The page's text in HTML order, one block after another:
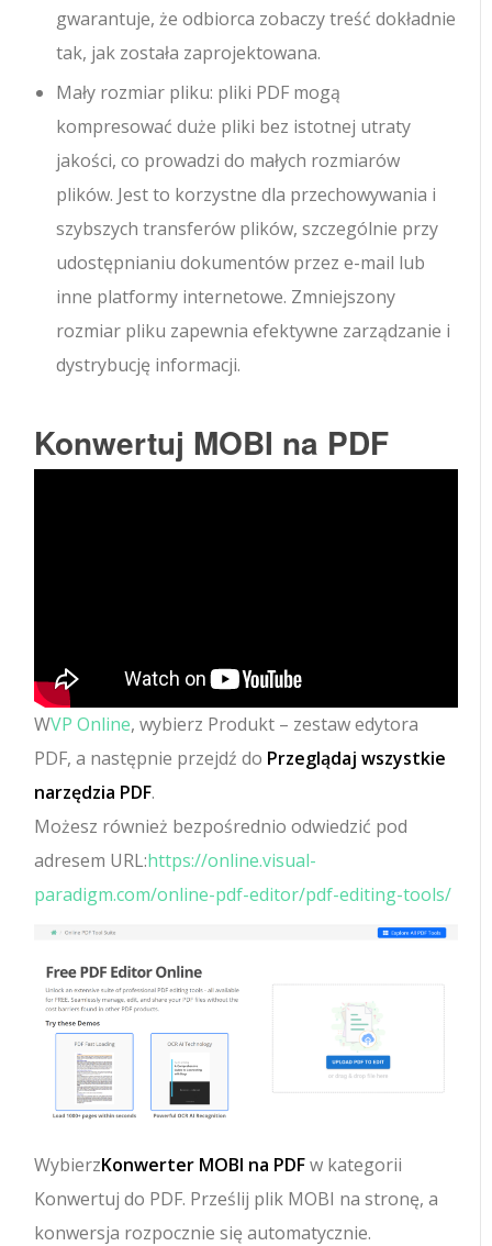
gwarantuje, że odbiorca zobaczy treść dokładnie
tak, jak została zaprojektowana.
Mały rozmiar pliku: pliki PDF mogą
kompresować duże pliki bez istotnej utraty
jakości, co prowadzi do małych rozmiarów
plików. Jest to korzystne dla przechowywania i
szybszych transferów plików, szczególnie przy
udostępnianiu dokumentów przez e-mail lub
inne platformy internetowe. Zmniejszony
rozmiar pliku zapewnia efektywne zarządzanie i
dystrybucję informacji.
Konwertuj MOBI na PDF
WVP Online, wybierz Produkt – zestaw edytora
PDF, a następnie przejdź do Przeglądaj wszystkie
narzędzia PDF.
Możesz również bezpośrednio odwiedzić pod
adresem URL:https://online.visual-
paradigm.com/online-pdf-editor/pdf-editing-tools/
WybierzKonwerter MOBI na PDFw kategorii
Konwertuj do PDF. Prześlij plik MOBI na stronę, a
konwersja rozpocznie się automatycznie.